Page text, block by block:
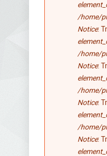
/home/
Notice:
/home/
Notice:
/home/
Notice:
/home/
Notice: